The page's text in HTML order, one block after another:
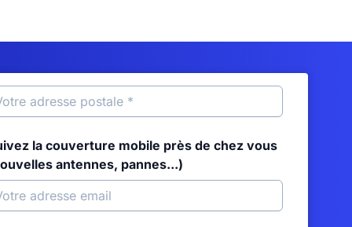
la couverture mobile près de chez vous
antennes, pannes...)